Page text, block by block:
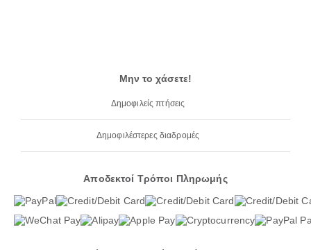
Μην το χάσετε!
Δημοφιλείς πτήσεις
Δημοφιλέστερες διαδρομές
Αποδεκτοί Τρόποι Πληρωμής